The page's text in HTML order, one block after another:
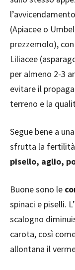
(Apiacee o
prezzemolo),
Liliacee
per almeno 2-3
evitare il
terreno e la
Segue bene a
sfrutta la fertilità
pisello, aglio,
Buone sono le
spinaci e piselli.
scalogno
carota, così
allontana il